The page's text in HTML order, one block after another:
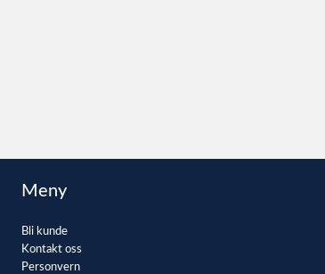
Meny
Bli kunde
Kontakt oss
Personvern